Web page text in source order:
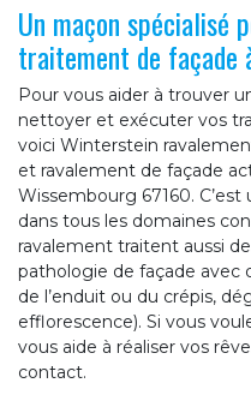
Un maçon spécialisé
traitement de façade
Pour vous aider à trouver
nettoyer et exécuter vos
voici Winterstein
et ravalement de façade
Wissembourg 67160.
dans tous les domaines
ravalement traitent aussi
pathologie de façade avec
de l’enduit ou du crépis,
efflorescence). Si vous
vous aide à réaliser vos
contact.